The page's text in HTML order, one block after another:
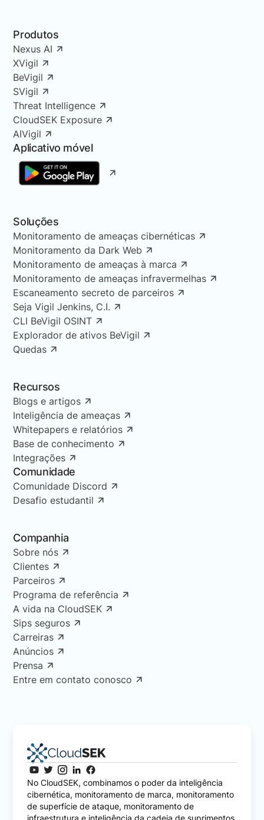
Produtos
Nexus AI
XVigil
BeVigil
SVigil
Threat Intelligence
CloudSEK Exposure
AIVigil
Aplicativo móvel
Soluções
Monitoramento de ameaças cibernéticas
Monitoramento da Dark Web
Monitoramento de ameaças à marca
Monitoramento de ameaças infravermelhas
Escaneamento secreto de parceiros
Seja Vigil Jenkins, C.I.
CLI BeVigil OSINT
Explorador de ativos BeVigil
Quedas
Recursos
Blogs e artigos
Inteligência de ameaças
Whitepapers e relatórios
Base de conhecimento
Integrações
Comunidade
Comunidade Discord
Desafio estudantil
Companhia
Sobre nós
Clientes
Parceiros
Programa de referência
A vida na CloudSEK
Sips seguros
Carreiras
Anúncios
Prensa
Entre em contato conosco
No CloudSEK, combinamos o poder da inteligência
cibernética, monitoramento de marca, monitoramento
de superfície de ataque, monitoramento de
infraestrutura e inteligência da cadeia de suprimentos